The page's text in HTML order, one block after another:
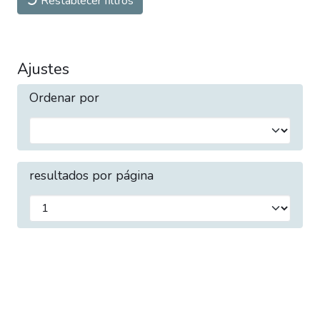
Ajustes
Ordenar por
resultados por página